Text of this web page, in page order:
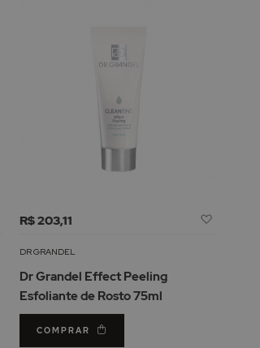
Adicionar
Lista
Desejos
R$ 203,11
DR GRANDEL
Dr Grandel Effect Peeling
Esfoliante de Rosto 75ml
COMPRAR